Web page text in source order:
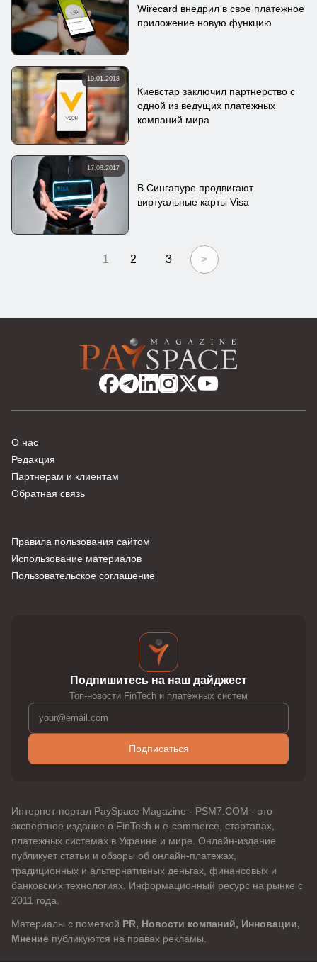
Wirecard внедрил в свое платежное
приложение новую функцию
19.01.2018
Киевстар заключил партнерство с
одной из ведущих платежных
компаний мира
17.08.2017
В Сингапуре продвигают
виртуальные карты Visa
1 2 3 >
О нас
Редакция
Партнерам и клиентам
Обратная связь
Правила пользования сайтом
Использование материалов
Пользовательское соглашение
Подпишитесь на наш дайджест
Топ-новости FinTech и платёжных систем
Подписаться
Интернет-портал PaySpace Magazine - PSM7.COM - это
экспертное издание о FinTech и e-commerce, стартапах,
платежных системах в Украине и мире. Онлайн-издание
публикует статьи и обзоры об онлайн-платежах,
традиционных и альтернативных деньгах, финансовых и
банковских технологиях. Информационный ресурс на рынке с
2011 года.
Материалы с пометкой PR, Новости компаний, Инновации,
Мнение публикуются на правах рекламы.